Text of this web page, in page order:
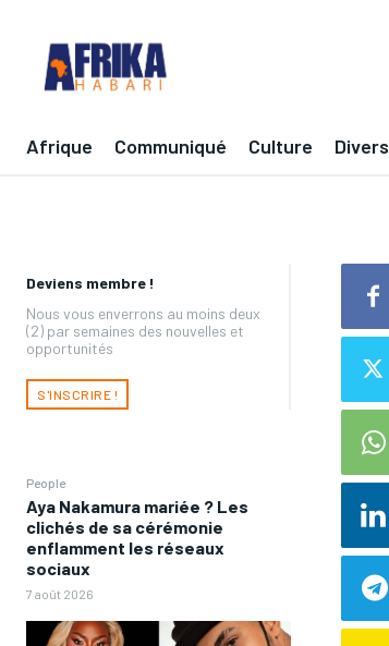
Afrique Communiqué Culture Divers
Deviens membre !
Nous vous enverrons au moins deux
(2) par semaines des nouvelles et
opportunités
S'INSCRIRE !
People
Aya Nakamura mariée ? Les
clichés de sa cérémonie
enflamment les réseaux
sociaux
7 août 2026